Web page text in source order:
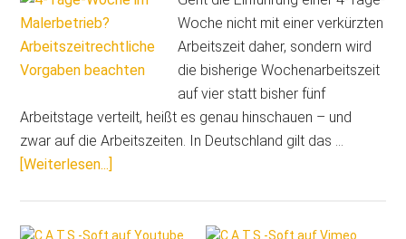
Woche nicht mit einer verkürzten
Arbeitszeit daher, sondern wird
die bisherige Wochenarbeitszeit
auf vier statt bisher fünf
Arbeitstage verteilt, heißt es genau hinschauen – und
zwar auf die Arbeitszeiten. In Deutschland gilt das …
[Weiterlesen...]
Arbeitszeitrechtliche
Seitenspalte